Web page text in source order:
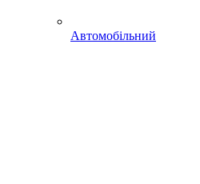
Автомобільний